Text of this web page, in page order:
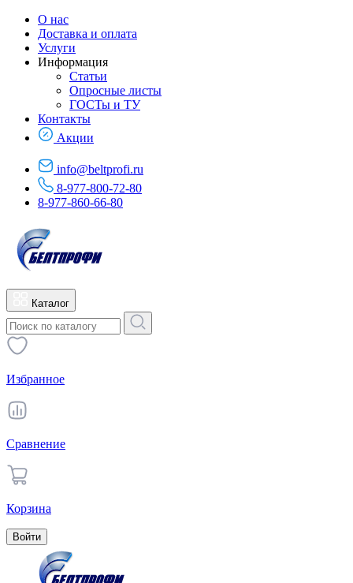
О нас
Доставка и оплата
Услуги
Информация
Статьи
Опросные листы
ГОСТы и ТУ
Контакты
Акции
info@beltprofi.ru
8-977-800-72-80
8-977-860-66-80
Каталог
Избранное
Сравнение
Корзина
Войти